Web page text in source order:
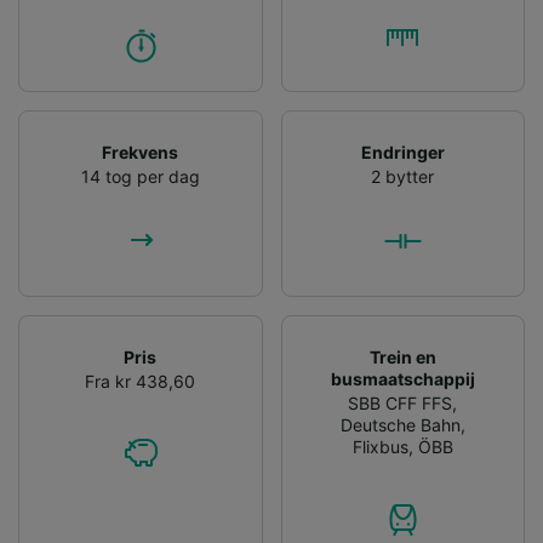
Frekvens
14 tog per dag
Endringer
2 bytter
Pris
Fra kr 438,60
Trein en
busmaatschappij
SBB CFF FFS,
Deutsche Bahn,
Flixbus, ÖBB